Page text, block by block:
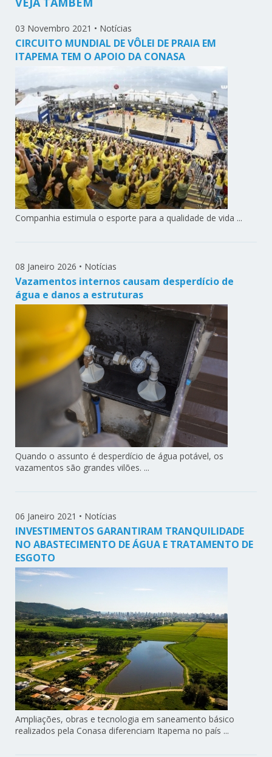
03 Novembro 2021 • Notícias
CIRCUITO MUNDIAL DE VÔLEI DE PRAIA EM
ITAPEMA TEM O APOIO DA CONASA
Companhia estimula o esporte para a qualidade de vida ...
08 Janeiro 2026 • Notícias
Vazamentos internos causam desperdício de
água e danos a estruturas
Quando o assunto é desperdício de água potável, os
vazamentos são grandes vilões. ...
06 Janeiro 2021 • Notícias
INVESTIMENTOS GARANTIRAM TRANQUILIDADE
NO ABASTECIMENTO DE ÁGUA E TRATAMENTO DE
ESGOTO
Ampliações, obras e tecnologia em saneamento básico
realizados pela Conasa diferenciam Itapema no país ...